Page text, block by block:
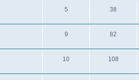
5 38
9 82
10 108